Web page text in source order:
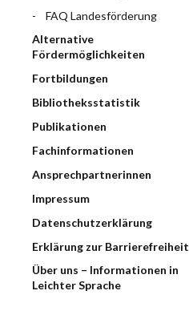
FAQ Landesförderung
Alternative
Fördermöglichkeiten
Fortbildungen
Bibliotheksstatistik
Publikationen
Fachinformationen
Ansprechpartnerinnen
Impressum
Datenschutzerklärung
Erklärung zur Barrierefreiheit
Über uns – Informationen in
Leichter Sprache